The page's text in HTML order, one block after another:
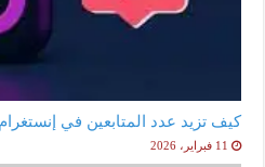
كيف تزيد عدد المتابعين في
11 فبراير، 2026